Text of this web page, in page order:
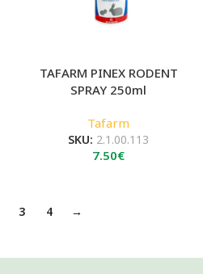
TAFARM PINEX RODENT
SPRAY 250ml
Tafarm
SKU: 2.1.00.113
7.50€
3 4 →